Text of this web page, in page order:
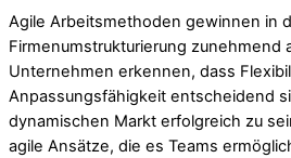
Agile Arbeitsmethoden gewinnen in
Firmenumstrukturierung zunehmend
Unternehmen erkennen, dass
Anpassungsfähigkeit entscheidend
dynamischen Markt erfolgreich zu
agile Ansätze, die es Teams